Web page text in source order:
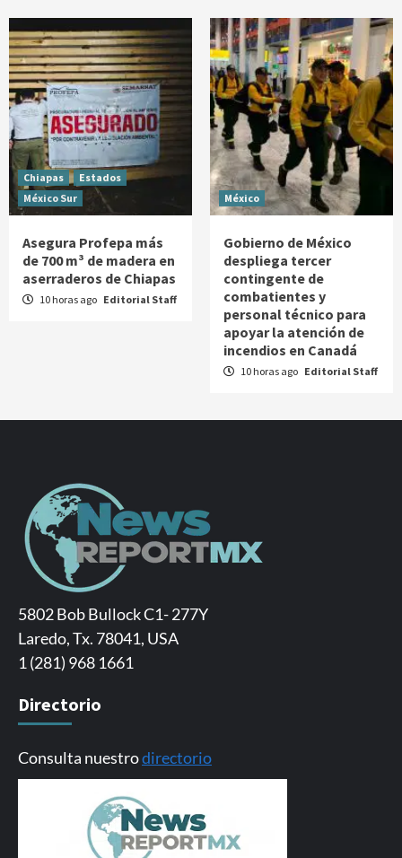
Chiapas
Estados
México Sur
Asegura Profepa más
de 700 m³ de madera en
aserraderos de Chiapas
10 horas ago Editorial Staff
México
Gobierno de México
despliega tercer
contingente de
combatientes y
personal técnico para
apoyar la atención de
incendios en Canadá
10 horas ago Editorial Staff
5802 Bob Bullock C1- 277Y
Laredo, Tx. 78041, USA
1 (281) 968 1661
Directorio
Consulta nuestrodirectorio